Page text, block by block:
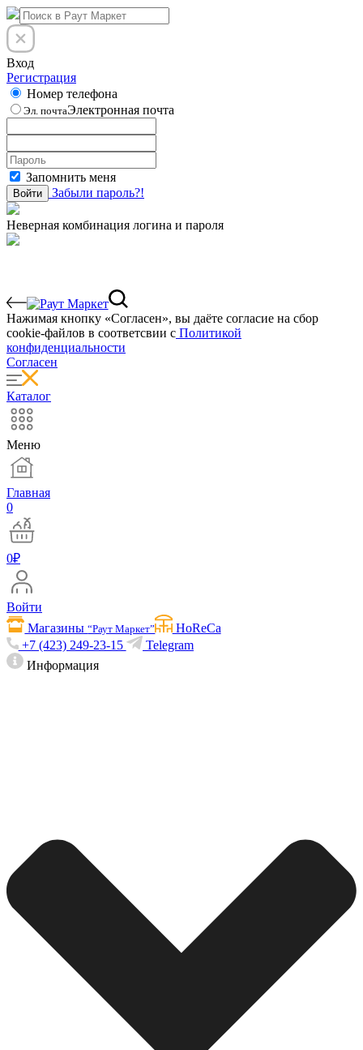
Вход
Регистрация
Номер телефона
Эл. почтаЭлектронная почта
Запомнить меня
Войти Забыли пароль?!
Неверная комбинация логина и пароля
Нажимая кнопку «Согласен», вы даёте cогласие на сбор
cookie-файлов в соответсвии с Политикой
конфиденциальности
Согласен
Каталог
Меню
Главная
0
0₽
Войти
Магазины“Раут Маркет”
HoReCa
+7 (423) 249-23-15
Telegram
Информация